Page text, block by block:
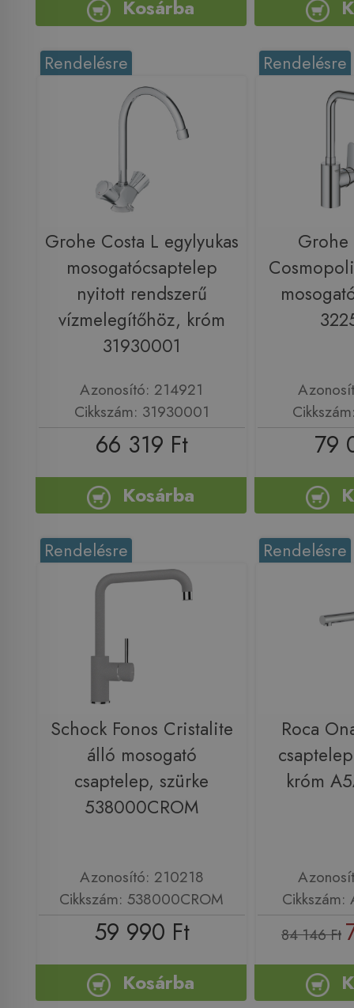
Kosárba
Rendelésre
Grohe Costa L egylyukas
mosogatócsaptelep
nyitott rendszerű
vízmelegítőhöz, króm
31930001
Azonosító: 214921
Cikkszám: 31930001
66 319 Ft
Kosárba
Rendelésre
Grohe
79
Rendelésre
Schock Fonos Cristalite
álló mosogató
csaptelep, szürke
538000CROM
Azonosító: 210218
Cikkszám: 538000CROM
59 990 Ft
Kosárba
Rendelésre
Roca
króm
84 146 Ft